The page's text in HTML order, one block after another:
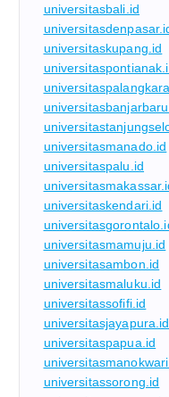
universitasbali.id
universitaskupang.id
universitasmanado.id
universitaspalu.id
universitaskendari.id
universitasmamuju.id
universitasambon.id
universitasmaluku.id
universitassofifi.id
universitasjayapura.id
universitaspapua.id
universitassorong.id